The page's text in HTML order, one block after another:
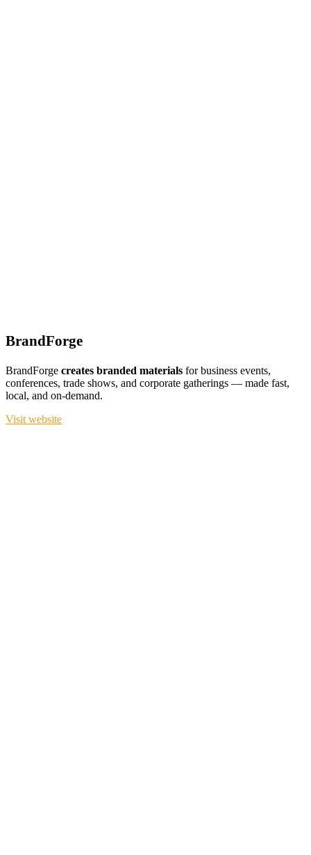
BrandForge
BrandForge creates branded materials for business events,
conferences, trade shows, and corporate gatherings — made fast,
local, and on-demand.
Visit website